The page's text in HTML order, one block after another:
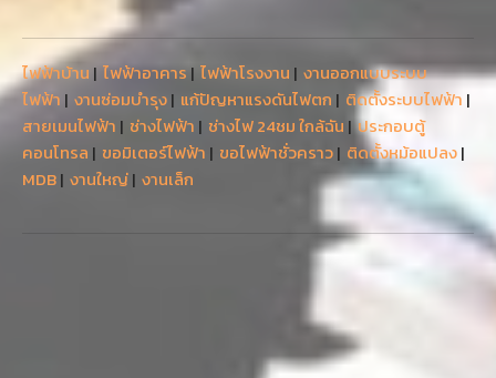
ไฟฟ้าบ้าน | ไฟฟ้าอาคาร | ไฟฟ้าโรงงาน | งานออกแบบระบบ
ไฟฟ้า | งานซ่อมบำรุง| แก้ปัญหาแรงดันไฟตก | ติดตั้งระบบไฟฟ้า |
สายเมนไฟฟ้า | ช่างไฟฟ้า | ช่างไฟ 24ชม ใกล้ฉัน |ประกอบตู้
คอนโทรล | ขอมิเตอร์ไฟฟ้า | ขอไฟฟ้าชั่วคราว| ติดตั้งหม้อแปลง|
MDB| งานใหญ่| งานเล็ก